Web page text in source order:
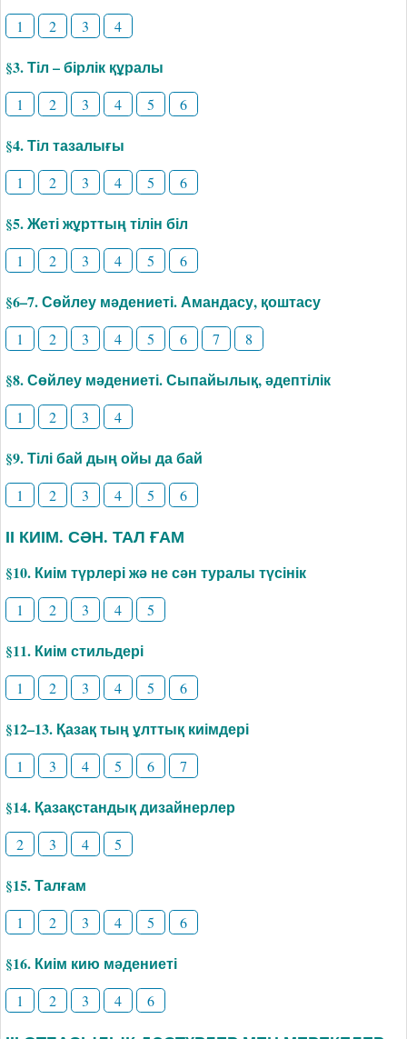
1 2 3 4
§3. Тіл – бірлік құралы
1 2 3 4 5 6
§4. Тіл тазалығы
1 2 3 4 5 6
§5. Жеті жұрттың тілін біл
1 2 3 4 5 6
§6–7. Сөйлеу мәдениеті. Амандасу, қоштасу
1 2 3 4 5 6 7 8
§8. Сөйлеу мәдениеті. Сыпайылық, әдептілік
1 2 3 4
§9. Тілі бай дың ойы да бай
1 2 3 4 5 6
ІІ КИІМ. СӘН. ТАЛ ҒАМ
§10. Киім түрлері жә не сән туралы түсінік
1 2 3 4 5
§11. Киім стильдері
1 2 3 4 5 6
§12–13. Қазақ тың ұлттық киімдері
1 3 4 5 6 7
§14. Қазақстандық дизайнерлер
2 3 4 5
§15. Талғам
1 2 3 4 5 6
§16. Киім кию мәдениеті
1 2 3 4 6